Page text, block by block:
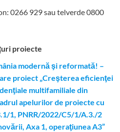
0266 929 sau telverde 0800
proiecte
modernă şi reformată! –
proiect „Creşterea eficienţei
multifamiliale din
apelurilor de proiecte cu
1, PNRR/2022/C5/1/A.3./2
Axa 1, operaţiunea A3”